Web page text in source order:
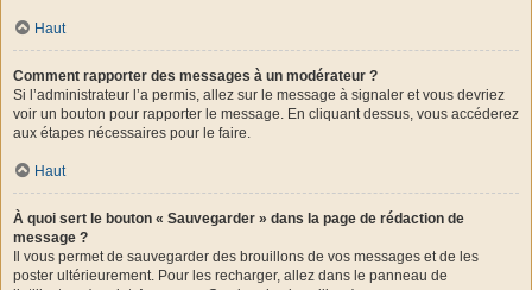
Haut
Comment rapporter des messages à un modérateur ?
Si l’administrateur l’a permis, allez sur le message à signaler et vous devriez
voir un bouton pour rapporter le message. En cliquant dessus, vous accéderez
aux étapes nécessaires pour le faire.
Haut
À quoi sert le bouton « Sauvegarder » dans la page de rédaction de
message ?
Il vous permet de sauvegarder des brouillons de vos messages et de les
poster ultérieurement. Pour les recharger, allez dans le panneau de